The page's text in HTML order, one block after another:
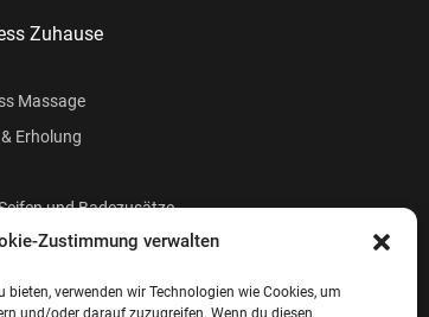
Zustimmung verwalten
verwenden wir Technologien wie Cookies, um
und/oder darauf zuzugreifen. Wenn du diesen
Zuhause
Massage
Erholung
und Badezusätze